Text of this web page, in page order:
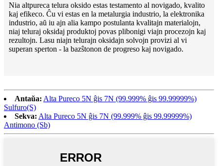
Nia altpureca telura oksido estas testamento al novigado, kvalito
kaj efikeco. Ĉu vi estas en la metalurgia industrio, la elektronika
industrio, aŭ iu ajn alia kampo postulanta kvalitajn materialojn,
niaj teluraj oksidaj produktoj povas plibonigi viajn procezojn kaj
rezultojn. Lasu niajn telurajn oksidajn solvojn provizi al vi
superan sperton - la bazŝtonon de progreso kaj novigado.
Antaŭa: Alta Pureco 5N ĝis 7N (99.999% ĝis 99.99999%)
Sulfuro(S)
Sekva: Alta Pureco 5N ĝis 7N (99.999% ĝis 99.99999%)
Antimono (Sb)